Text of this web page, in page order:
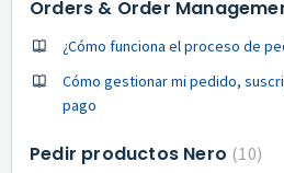
Orders & Order
¿Cómo funciona el proceso de
Cómo gestionar mi pedido,
pago
Pedir productos Nero 10